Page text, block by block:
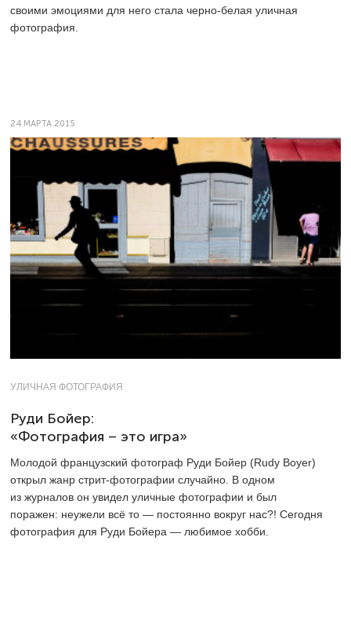
своими эмоциями для него стала черно-белая уличная
фотография.
24 МАРТА 2015
УЛИЧНАЯ ФОТОГРАФИЯ
Руди Бойер:
«Фотография – это игра»
Молодой французский фотограф Руди Бойер (Rudy Boyer)
открыл жанр стрит-фотографии случайно. В одном
из журналов он увидел уличные фотографии и был
поражен: неужели всё то — постоянно вокруг нас?! Сегодня
фотография для Руди Бойера — любимое хобби.